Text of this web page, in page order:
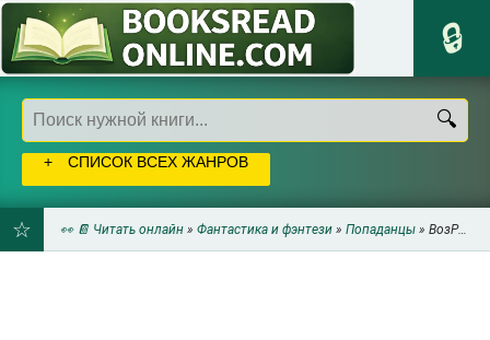
СПИСОК ВСЕХ ЖАНРОВ
👀 📔 Читать онлайн » Фантастика и фэнтези » Попаданцы » ВозРожден быть знаменитым (СИ) - Кас Оксана